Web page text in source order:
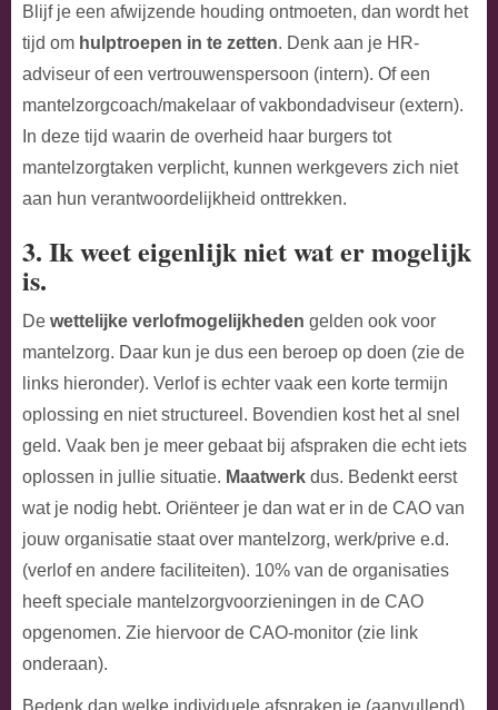
Blijf je een afwijzende houding ontmoeten, dan wordt het
tijd om hulptroepen in te zetten. Denk aan je HR-
adviseur of een vertrouwenspersoon (intern). Of een
mantelzorgcoach/makelaar of vakbondadviseur (extern).
In deze tijd waarin de overheid haar burgers tot
mantelzorgtaken verplicht, kunnen werkgevers zich niet
aan hun verantwoordelijkheid onttrekken.
3. Ik weet eigenlijk niet wat er mogelijk
is.
De wettelijke verlofmogelijkheden gelden ook voor
mantelzorg. Daar kun je dus een beroep op doen (zie de
links hieronder). Verlof is echter vaak een korte termijn
oplossing en niet structureel. Bovendien kost het al snel
geld. Vaak ben je meer gebaat bij afspraken die echt iets
oplossen in jullie situatie. Maatwerk dus. Bedenkt eerst
wat je nodig hebt. Oriënteer je dan wat er in de CAO van
jouw organisatie staat over mantelzorg, werk/prive e.d.
(verlof en andere faciliteiten). 10% van de organisaties
heeft speciale mantelzorgvoorzieningen in de CAO
opgenomen. Zie hiervoor de CAO-monitor (zie link
onderaan).
Bedenk dan welke individuele afspraken je (aanvullend)